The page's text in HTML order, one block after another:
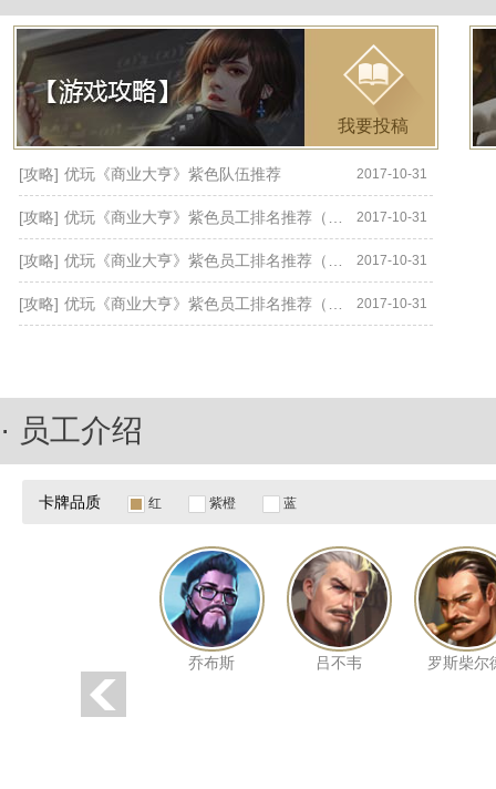
我要投稿
2017-10-31
[攻略] 优玩《商业大亨》紫色队伍推荐
2017-10-31
[攻略] 优玩《商业大亨》紫色员工排名推荐（三）
2017-10-31
[攻略] 优玩《商业大亨》紫色员工排名推荐（二）
2017-10-31
[攻略] 优玩《商业大亨》紫色员工排名推荐（一）
· 员工介绍
卡牌品质 红 紫橙 蓝
乔布斯 吕不韦 罗斯柴尔